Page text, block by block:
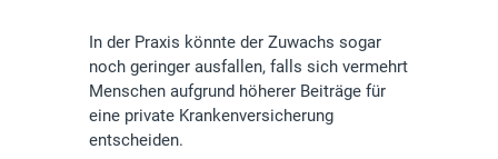
In der Praxis könnte der Zuwachs sogar
noch geringer ausfallen, falls sich vermehrt
Menschen aufgrund höherer Beiträge für
eine private Krankenversicherung
entscheiden.